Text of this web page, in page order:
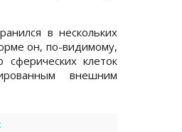
в нескольких
он, по-видимому,
клеток
внешним